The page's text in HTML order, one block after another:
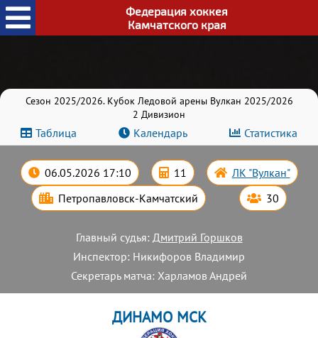
Федерация хоккея
Камчатского края
Сезон 2025/2026. Кубок Ледовой арены Вулкан 2025/2026
2 Дивизион
Таблица Календарь Статистика
06.05.2026 17:10 11 ЛК "Вулкан"
Петропавловск-Камчатский 30
Главный судья: Дмитрий Горшков
Инспектор: Никифоров Владимир
Секретарь матча: Харламов Андрей
ДИНАМО МСК